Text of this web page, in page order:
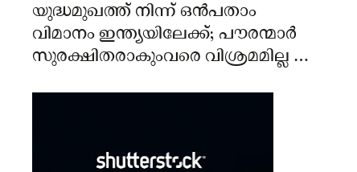
യുദ്ധമുഖത്ത് നിന്ന് ഒൻപതാം
വിമാനം ഇന്ത്യയിലേക്ക്; പൗരന്മാർ
സുരക്ഷിതരാകുംവരെ വിശ്രമമില്ല –